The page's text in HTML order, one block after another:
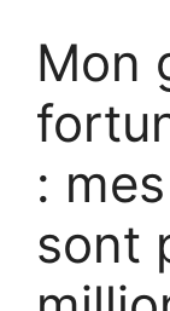
Mon
:
sont